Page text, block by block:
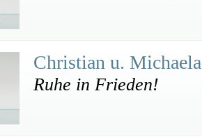
Christian u.
Ruhe in Frieden!